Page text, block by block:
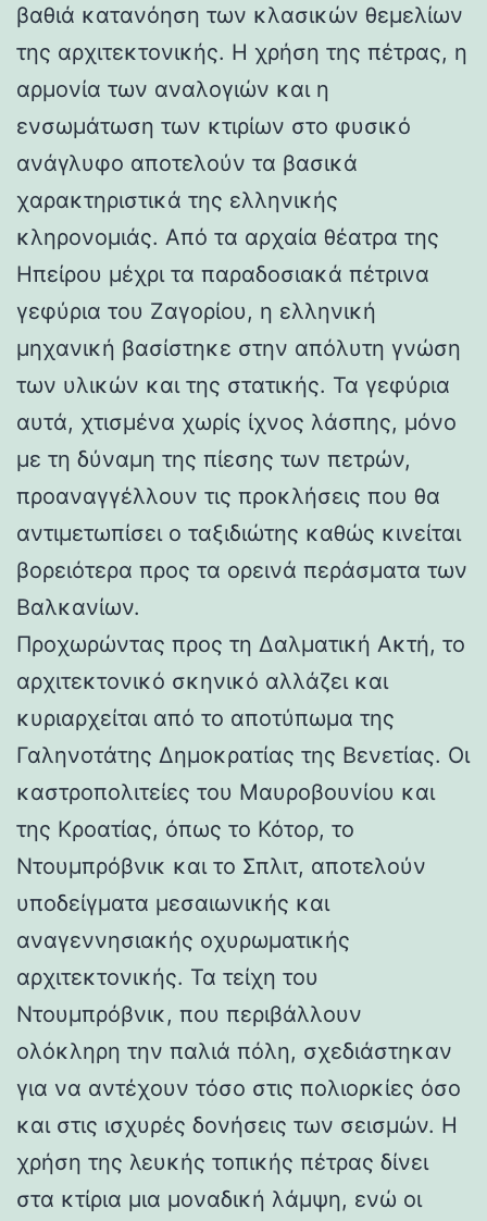
βαθιά κατανόηση των κλασικών θεμελίων
της αρχιτεκτονικής. Η χρήση της πέτρας, η
αρμονία των αναλογιών και η
ενσωμάτωση των κτιρίων στο φυσικό
ανάγλυφο αποτελούν τα βασικά
χαρακτηριστικά της ελληνικής
κληρονομιάς. Από τα αρχαία θέατρα της
Ηπείρου μέχρι τα παραδοσιακά πέτρινα
γεφύρια του Ζαγορίου, η ελληνική
μηχανική βασίστηκε στην απόλυτη γνώση
των υλικών και της στατικής. Τα γεφύρια
αυτά, χτισμένα χωρίς ίχνος λάσπης, μόνο
με τη δύναμη της πίεσης των πετρών,
προαναγγέλλουν τις προκλήσεις που θα
αντιμετωπίσει ο ταξιδιώτης καθώς κινείται
βορειότερα προς τα ορεινά περάσματα των
Βαλκανίων.
Προχωρώντας προς τη Δαλματική Ακτή, το
αρχιτεκτονικό σκηνικό αλλάζει και
κυριαρχείται από το αποτύπωμα της
Γαληνοτάτης Δημοκρατίας της Βενετίας. Οι
καστροπολιτείες του Μαυροβουνίου και
της Κροατίας, όπως το Κότορ, το
Ντουμπρόβνικ και το Σπλιτ, αποτελούν
υποδείγματα μεσαιωνικής και
αναγεννησιακής οχυρωματικής
αρχιτεκτονικής. Τα τείχη του
Ντουμπρόβνικ, που περιβάλλουν
ολόκληρη την παλιά πόλη, σχεδιάστηκαν
για να αντέχουν τόσο στις πολιορκίες όσο
και στις ισχυρές δονήσεις των σεισμών. Η
χρήση της λευκής τοπικής πέτρας δίνει
στα κτίρια μια μοναδική λάμψη, ενώ οι